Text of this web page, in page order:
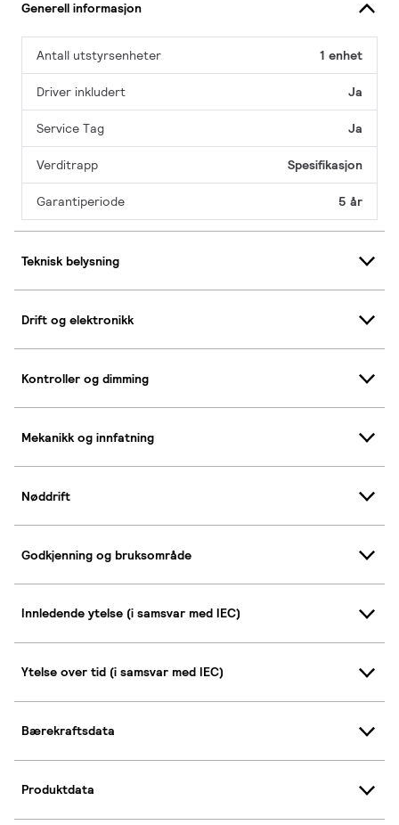
Generell informasjon
Antall utstyrsenheter 1 enhet
Driver inkludert Ja
Service Tag Ja
Verditrapp Spesifikasjon
Garantiperiode 5 år
Teknisk belysning
Drift og elektronikk
Kontroller og dimming
Mekanikk og innfatning
Nøddrift
Godkjenning og bruksområde
Innledende ytelse (i samsvar med IEC)
Ytelse over tid (i samsvar med IEC)
Bærekraftsdata
Produktdata